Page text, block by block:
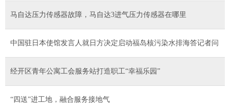
马自达压力传感器故障，马自达3进气压力传感器在哪里
中国驻日本使馆发言人就日方决定启动福岛核污染水排海答记者问
经开区青年公寓工会服务站打造职工“幸福乐园”
“四送”进工地，融合服务接地气